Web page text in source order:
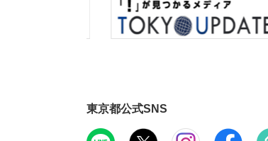
東京都公式SNS